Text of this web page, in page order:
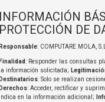
INFORMACIÓN
PROTECCIÓN DE
Responsable: COMPUTARE MOLA,
Finalidad: Responder las consultas
la información solicitada;
Destinatarios: Solo se realizan
Derechos: Acceder, rectificar y
indica en la información adicional;